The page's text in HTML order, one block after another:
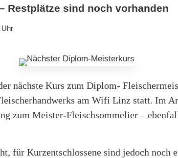
Restplätze sind noch vorhanden
Uhr
nächste Kurs zum Diplom-
am Wifi Linz statt. Im
zum Meister-Fleischsommelier –
für Kurzentschlossene sind jedoch noch